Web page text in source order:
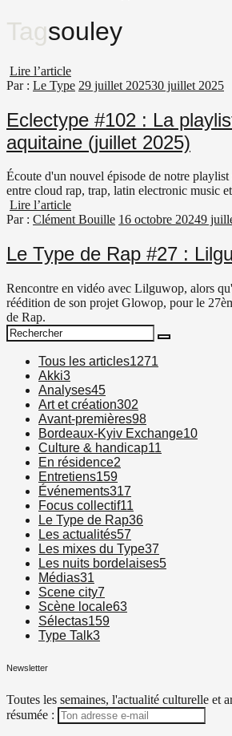
Tagsouley
Lire l’article
Par : Le Type 29 juillet 202530 juillet 2025
Eclectype #102 : La
aquitaine (juillet 2025)
Écoute d'un nouvel épisode de notre playlist
entre cloud rap, trap, latin electronic music
Lire l’article
Par : Clément Bouille 16 octobre 20249
Le Type de Rap #27 :
Rencontre en vidéo avec Lilguwop, alors
réédition de son projet Glowop, pour le
de Rap.
Search
for:
Search
Tous les articles1271
Akki3
Analyses45
Art et création302
Avant-premières98
Bordeaux-Kyiv Exchange10
Culture & handicap11
En résidence2
Entretiens159
Événements317
Focus collectif11
Le Type de Rap36
Les actualités57
Les mixes du Type37
Les nuits bordelaises5
Médias31
Scene city7
Scène locale63
Sélectas159
Type Talk3
Newsletter
Toutes les semaines, l'actualité culturelle et
résumée :